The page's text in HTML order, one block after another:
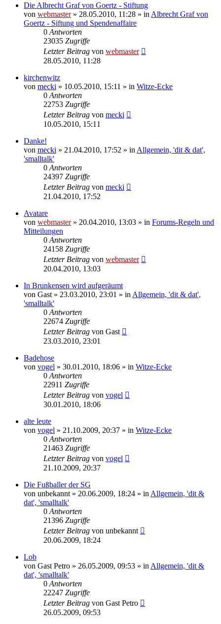
Die Albrecht Graf von Goertz - Stiftung
von webmaster» 28.05.2010, 11:28 » in Albrecht Graf von
Goertz - Siftung und Spendenaffaire
0 Antworten
23035 Zugriffe
Letzter Beitrag von webmaster
28.05.2010, 11:28
kirchenwitz
von mecki » 10.05.2010, 15:11 » in Witze-Ecke
0 Antworten
22753 Zugriffe
Letzter Beitrag von mecki
10.05.2010, 15:11
Danke!
von mecki » 21.04.2010, 17:52 » in Allgemein, 'dit & dat',
'smalltalk'
0 Antworten
24397 Zugriffe
Letzter Beitrag von mecki
21.04.2010, 17:52
Avatare
von webmaster» 20.04.2010, 13:03 » in Forums-Regeln und
Mitteilungen
0 Antworten
24158 Zugriffe
Letzter Beitrag von webmaster
20.04.2010, 13:03
In Brunkensen wird aufgeräumt
von Gast » 23.03.2010, 23:01 » in Allgemein, 'dit & dat',
'smalltalk'
0 Antworten
22674 Zugriffe
Letzter Beitrag von Gast
23.03.2010, 23:01
Badehose
von vogel » 30.01.2010, 18:06 » in Witze-Ecke
0 Antworten
22911 Zugriffe
Letzter Beitrag von vogel
30.01.2010, 18:06
alte leute
von vogel » 21.10.2009, 20:37 » in Witze-Ecke
0 Antworten
21463 Zugriffe
Letzter Beitrag von vogel
21.10.2009, 20:37
Die Fußballer der SG
von unbekannt » 20.06.2009, 18:24 » in Allgemein, 'dit &
dat', 'smalltalk'
0 Antworten
21396 Zugriffe
Letzter Beitrag von unbekannt
20.06.2009, 18:24
Lob
von Gast Petro » 26.05.2009, 09:53 » in Allgemein, 'dit &
dat', 'smalltalk'
0 Antworten
22247 Zugriffe
Letzter Beitrag von Gast Petro
26.05.2009, 09:53